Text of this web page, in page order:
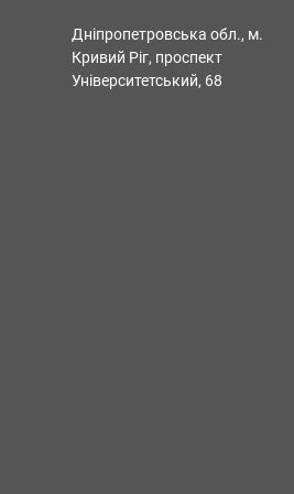
Дніпропетровська обл., м.
Кривий Ріг, проспект
Університетський, 68